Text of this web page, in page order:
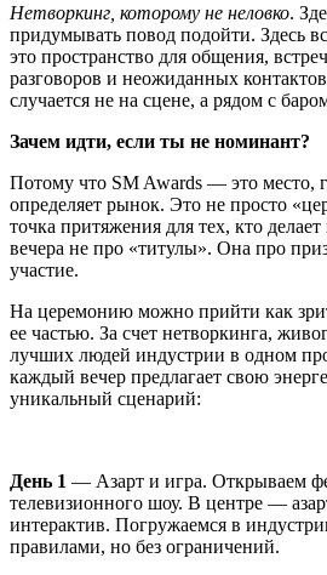
Нетворкинг, которому не неловко.
придумывать повод подойти. Здесь
это пространство для общения,
разговоров и неожиданных
случается не на сцене, а рядом с
Зачем идти, если ты не номинант?
Потому что SM Awards — это место,
определяет рынок. Это не просто
точка притяжения для тех, кто
вечера не про «титулы». Она про
участие.
На церемонию можно прийти как
ее частью. За счет нетворкинга,
лучших людей индустрии в одном
каждый вечер предлагает свою
уникальный сценарий:
День 1 — Азарт и игра. Открываем
телевизионного шоу. В центре —
интерактив. Погружаемся в
правилами, но без ограничений.